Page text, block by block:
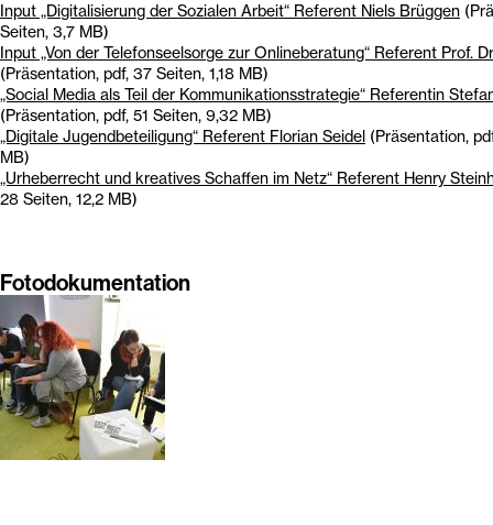
Input „Digitalisierung der Sozialen Arbeit“ Referent Niels Brüggen
Seiten, 3,7 MB)
Input „Von der Telefonseelsorge zur Onlineberatung“ Referent Prof.
(Präsentation, pdf, 37 Seiten, 1,18 MB)
„Social Media als Teil der Kommunikationsstrategie“ Referentin
(Präsentation, pdf, 51 Seiten, 9,32 MB)
„Digitale Jugendbeteiligung“ Referent Florian Seidel (Präsentation,
MB)
„Urheberrecht und kreatives Schaffen im Netz“ Referent Henry
28 Seiten, 12,2 MB)
Fotodokumentation